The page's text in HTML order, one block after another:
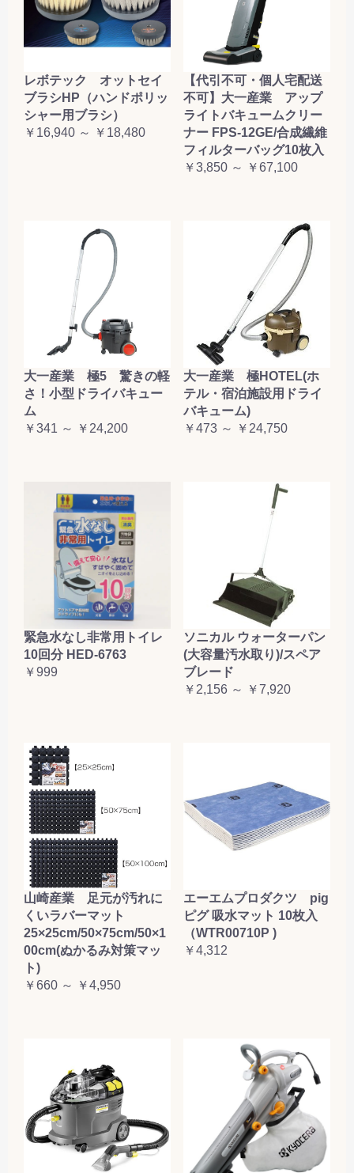
レボテック オットセイ
ブラシHP（ハンドポリッ
シャー用ブラシ）
￥16,940 ～ ￥18,480
【代引不可・個人宅配送
不可】大一産業 アップ
ライトバキュームクリー
ナー FPS-12GE/合成繊維
フィルターバッグ10枚入
￥3,850 ～ ￥67,100
大一産業 極5 驚きの軽
さ！小型ドライバキュー
ム
￥341 ～ ￥24,200
大一産業 極HOTEL(ホ
テル・宿泊施設用ドライ
バキューム)
￥473 ～ ￥24,750
緊急水なし非常用トイレ
10回分 HED-6763
￥999
ソニカル ウォーターパン
(大容量汚水取り)/スペア
ブレード
￥2,156 ～ ￥7,920
山崎産業 足元が汚れに
くいラバーマット
25×25cm/50×75cm/50×1
00cm(ぬかるみ対策マッ
ト)
￥660 ～ ￥4,950
エーエムプロダクツ pig
ピグ 吸水マット 10枚入
（WTR00710P )
￥4,312